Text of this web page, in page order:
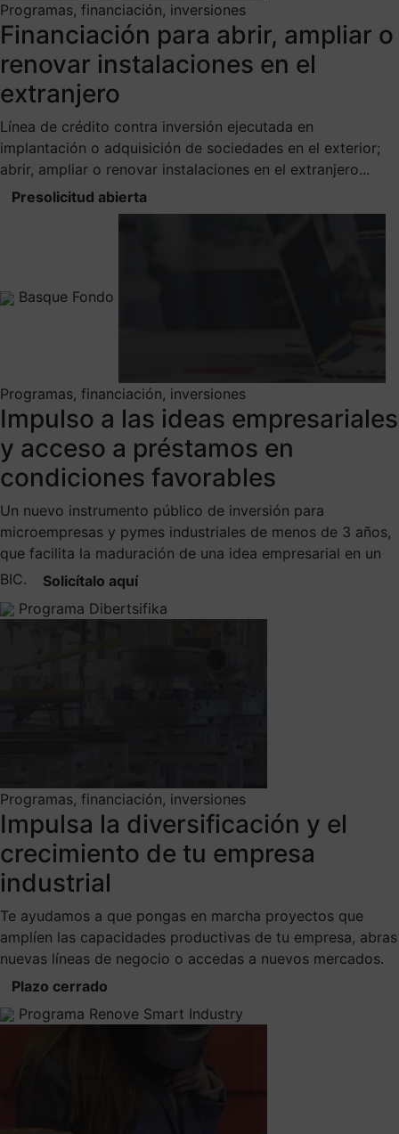
Programas, financiación, inversiones
Financiación para abrir, ampliar o
renovar instalaciones en el
extranjero
Línea de crédito contra inversión ejecutada en
implantación o adquisición de sociedades en el exterior;
abrir, ampliar o renovar instalaciones en el extranjero...
Presolicitud abierta
Basque Fondo
Programas, financiación, inversiones
Impulso a las ideas empresariales
y acceso a préstamos en
condiciones favorables
Un nuevo instrumento público de inversión para
microempresas y pymes industriales de menos de 3 años,
que facilita la maduración de una idea empresarial en un
BIC.
Solicítalo aquí
Programa Dibertsifika
Programas, financiación, inversiones
Impulsa la diversificación y el
crecimiento de tu empresa
industrial
Te ayudamos a que pongas en marcha proyectos que
amplíen las capacidades productivas de tu empresa, abras
nuevas líneas de negocio o accedas a nuevos mercados.
Plazo cerrado
Programa Renove Smart Industry